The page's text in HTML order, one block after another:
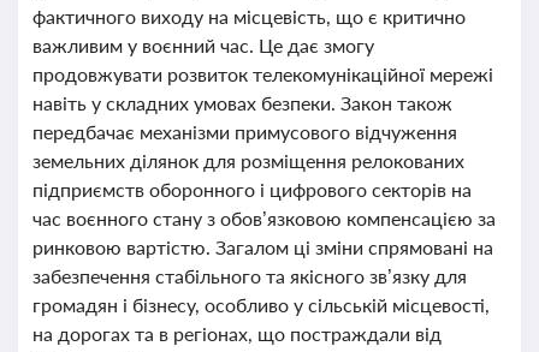
фактичного виходу на місцевість, що є критично
важливим у воєнний час. Це дає змогу
продовжувати розвиток телекомунікаційної мережі
навіть у складних умовах безпеки. Закон також
передбачає механізми примусового відчуження
земельних ділянок для розміщення релокованих
підприємств оборонного і цифрового секторів на
час воєнного стану з обов’язковою компенсацією за
ринковою вартістю. Загалом ці зміни спрямовані на
забезпечення стабільного та якісного зв’язку для
громадян і бізнесу, особливо у сільській місцевості,
на дорогах та в регіонах, що постраждали від